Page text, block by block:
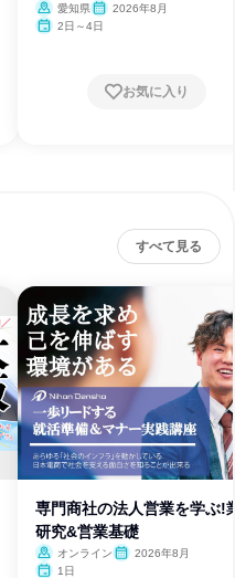
愛知県
2026年8月
2日～4日
お気に入り
すべて見る
専門商社の法人営業を学ぶ!
研究&営業基礎
オンライン
2026年8月
1日